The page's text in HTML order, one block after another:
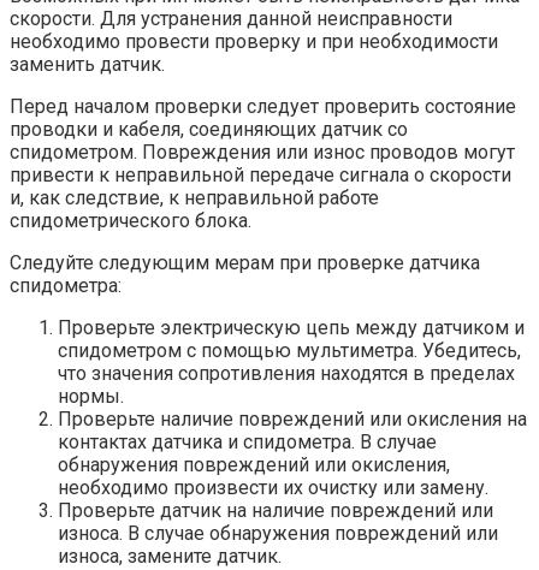
скорости. Для устранения данной неисправности
необходимо провести проверку и при необходимости
заменить датчик.
Перед началом проверки следует проверить состояние
проводки и кабеля, соединяющих датчик со
спидометром. Повреждения или износ проводов могут
привести к неправильной передаче сигнала о скорости
и, как следствие, к неправильной работе
спидометрического блока.
Следуйте следующим мерам при проверке датчика
спидометра:
Проверьте электрическую цепь между датчиком и
спидометром с помощью мультиметра. Убедитесь,
что значения сопротивления находятся в пределах
нормы.
Проверьте наличие повреждений или окисления на
контактах датчика и спидометра. В случае
обнаружения повреждений или окисления,
необходимо произвести их очистку или замену.
Проверьте датчик на наличие повреждений или
износа. В случае обнаружения повреждений или
износа, замените датчик.